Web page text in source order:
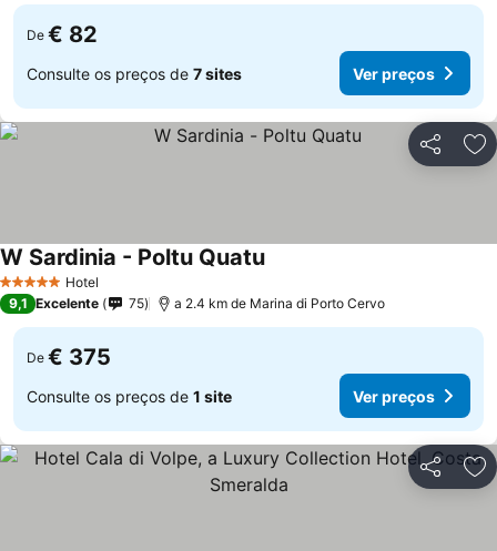
De € 82
Consulte os preços de 7 sites Ver preços
Partilhar
5 Estrelas Hotel
W Sardinia - Poltu QuatuVer preços
9,1 Excelente 75 a 2.4 km de Marina di Porto Cervo
De € 375
Consulte os preços de 1 site Ver preços
Partilhar